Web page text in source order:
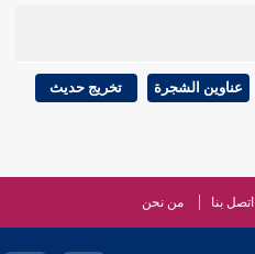
عناوين الشجرة تخريج حديث
اتصل بنا من نحن